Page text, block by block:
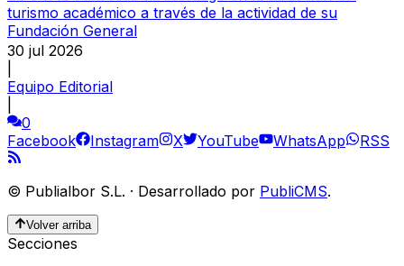
turismo académico a través de la actividad de su
Fundación General
30 jul 2026
Equipo Editorial
0
Facebook
Instagram X YouTube WhatsApp RSS
© Publialbor S.L. · Desarrollado por PubliCMS.
Volver arriba
Secciones